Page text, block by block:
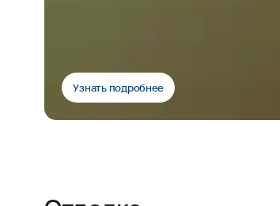
Узнать подробнее